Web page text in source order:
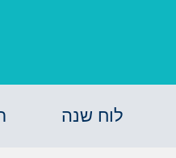
לוח שנה